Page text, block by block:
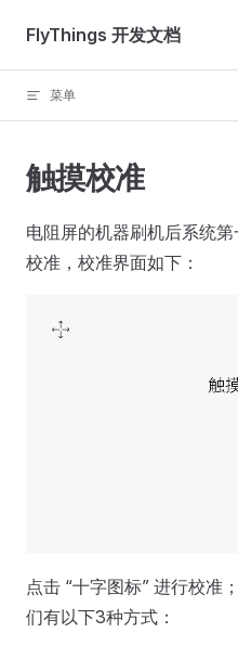
Skip to content
FlyThings 开发文档
菜单
触摸校准
电阻屏的机器刷机后系统
校准，校准界面如下：
点击 “十字图标” 进行校准
们有以下3种方式：